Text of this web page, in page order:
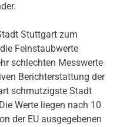
Stuttgart zum
Feinstaubwerte
schlechten Messwerte
Berichterstattung der
schmutzigste Stadt
Werte liegen nach 10
der EU ausgegebenen